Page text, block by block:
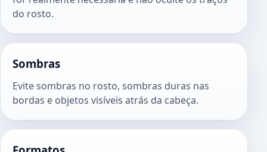
do rosto.
Sombras
Evite sombras no rosto, sombras duras nas
bordas e objetos visíveis atrás da cabeça.